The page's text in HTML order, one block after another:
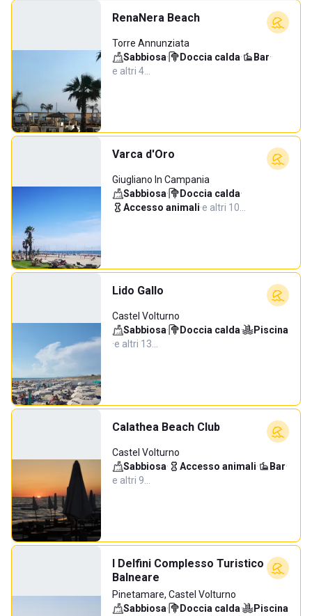
RenaNera Beach
Torre Annunziata
Sabbiosa· Doccia calda· Bar·
e altri 4…
Varca d'Oro
Giugliano In Campania
Sabbiosa· Doccia calda·
Accesso animali·e altri 10…
Lido Gallo
Castel Volturno
Sabbiosa· Doccia calda·
Piscina
·e altri 13…
Calathea Beach Club
Castel Volturno
Sabbiosa· Accesso animali· Bar·
e altri 9…
I Delfini Complesso Turistico
Balneare
Pinetamare, Castel Volturno
Sabbiosa· Doccia calda·
Piscina